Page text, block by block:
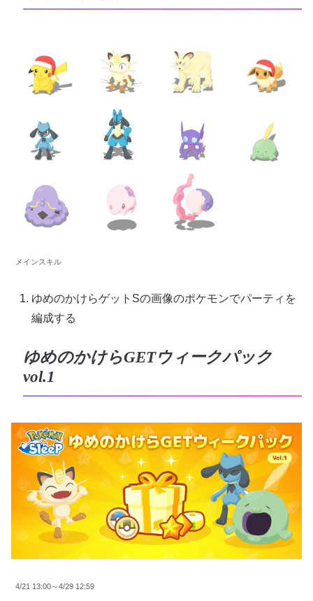
メインスキル
ゆめのかけらゲットSの画像のポケモンでパーティを
編成する
ゆめのかけらGETウィークパック
vol.1
4/21 13:00～4/29 12:59